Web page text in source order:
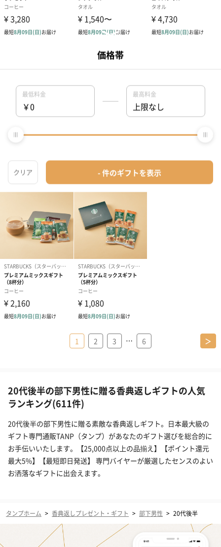
1 2 3 … 6 ＞
20代後半の部下男性に贈る香典返しギフトの人気
ランキング(611件)
20代後半の部下男性に贈る素敵な香典返しギフト。日本最大級の
ギフト専門通販TANP（タンプ）があなたのギフト選びを総合的に
お手伝いいたします。【25,000点以上の品揃え】【ポイント還元
最大5%】【最短即日発送】 専門バイヤーが厳選したセンスのよい
お洒落なギフトに出会えます。
タンプホーム > 香典返しプレゼント・ギフト > 部下男性 > 20代後半